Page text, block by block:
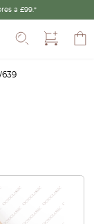
a £99.*